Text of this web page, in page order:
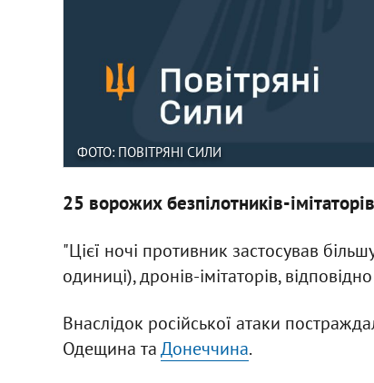
ФОТО: ПОВІТРЯНІ СИЛИ
25 ворожих безпілотників-імітаторів
"Цієї ночі противник застосував
одиниці), дронів-імітаторів,
Внаслідок російської атаки
Одещина таДонеччина.